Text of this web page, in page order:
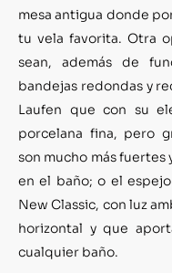
mesa antigua donde
tu vela favorita. Otra
sean, además de
bandejas redondas y
Laufen que con su
porcelana fina, pero
son mucho más fuertes
en el baño; o el
New Classic, con luz
horizontal y que
cualquier baño.